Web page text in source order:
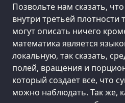
Позвольте нам сказать,
внутри третьей плотности
могут описать ничего
математика является
локальную, так сказать,
полей, вращения и
который создает все, что
можно наблюдать. Так же,